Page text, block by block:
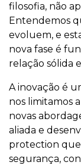
filosofia, não
Entendemos
evoluem, e
nova fase é
relação sólida
A inovação é
nos limitamos
novas
aliada e
protection que
segurança,